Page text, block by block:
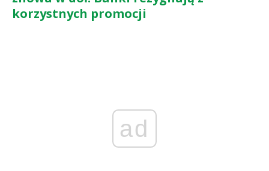
korzystnych promocji
ad